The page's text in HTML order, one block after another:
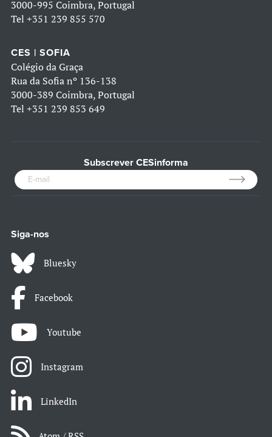
3000-995 Coimbra, Portugal
Tel +351 239 855 570
CES | SOFIA
Colégio da Graça
Rua da Sofia nº 136-138
3000-389 Coimbra, Portugal
Tel +351 239 853 649
Subscrever CESinforma
Siga-nos
Bluesky
Facebook
Youtube
Instagram
LinkedIn